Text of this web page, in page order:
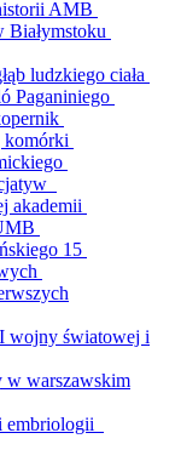
AMB
Białymstoku
ludzkiego ciała
Paganiniego
komórki
akademii
15
wojny światowej i
w warszawskim
embriologii